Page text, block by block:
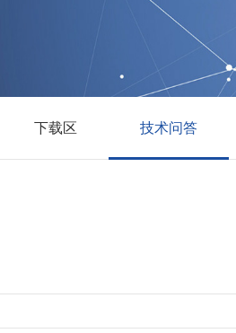
下载区 技术问答